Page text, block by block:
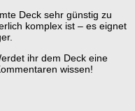
Deck sehr günstig zu
komplex ist – es eignet
ihr dem Deck eine
wissen!